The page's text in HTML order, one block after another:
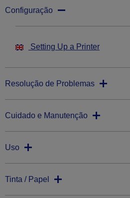
Configuração
Setting Up a Printer
Resolução de Problemas
Cuidado e Manutenção
Uso
Tinta / Papel